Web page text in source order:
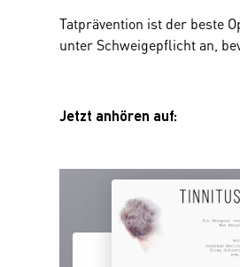
Tatprävention ist der beste
unter Schweigepflicht an,
Jetzt anhören auf: